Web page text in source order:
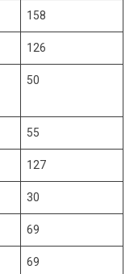
158
126
50
55
127
30
69
69